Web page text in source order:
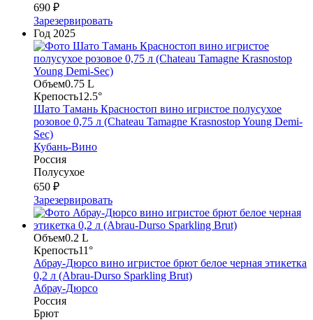
690 ₽
Зарезервировать
Год 2025
Объем0.75 L
Крепость12.5°
Шато Тамань Красностоп вино игристое полусухое
розовое 0,75 л (Chateau Tamagne Krasnostop Young Demi-
Sec)
Кубань-Вино
Россия
Полусухое
650 ₽
Зарезервировать
Объем0.2 L
Крепость11°
Абрау-Дюрсо вино игристое брют белое черная этикетка
0,2 л (Abrau-Durso Sparkling Brut)
Абрау-Дюрсо
Россия
Брют